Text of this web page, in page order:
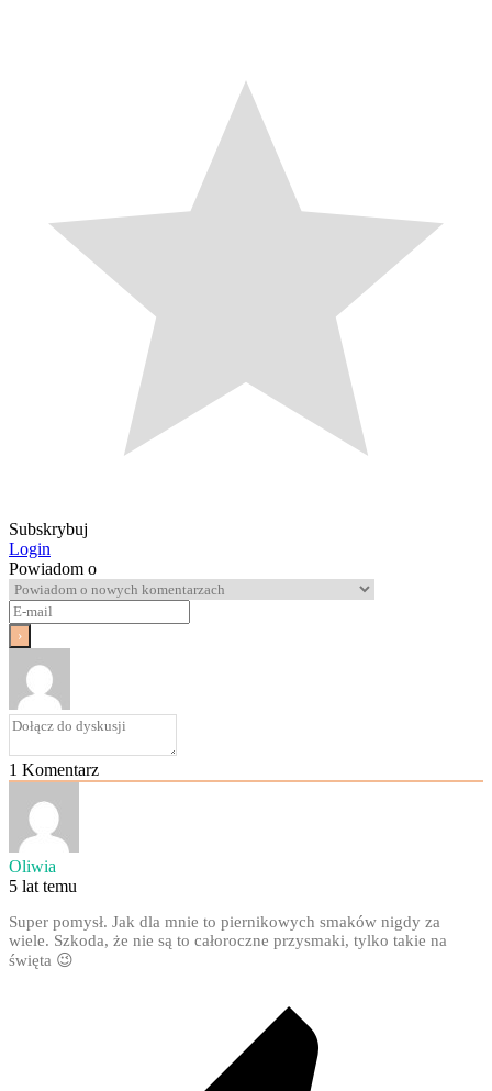
Subskrybuj
Login
Powiadom o
1 Komentarz
Oliwia
5 lat temu
Super pomysł. Jak dla mnie to piernikowych smaków nigdy za
wiele. Szkoda, że nie są to całoroczne przysmaki, tylko takie na
święta 😉